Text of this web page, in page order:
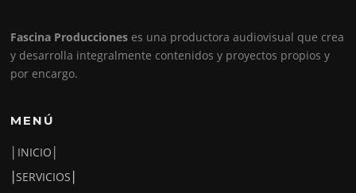
Fascina Producciones es una productora audiovisual que crea
y desarrolla integralmente contenidos y proyectos propios y
por encargo.
MENÚ
│INICIO│
⎮SERVICIOS⎮